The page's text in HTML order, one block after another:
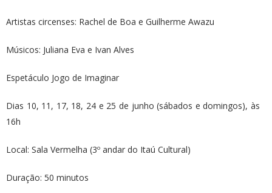
Artistas circenses: Rachel de Boa e Guilherme Awazu
Músicos: Juliana Eva e Ivan Alves
Espetáculo Jogo de Imaginar
Dias 10, 11, 17, 18, 24 e 25 de junho (sábados e domingos), às
16h
Local: Sala Vermelha (3º andar do Itaú Cultural)
Duração: 50 minutos